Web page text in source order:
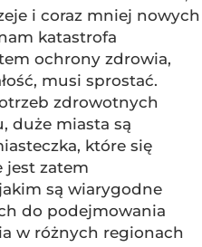
i coraz mniej nowych
katastrofa
ochrony zdrowia,
musi sprostać.
zdrowotnych
duże miasta są
które się
jest zatem
są wiarygodne
do podejmowania
w różnych regionach